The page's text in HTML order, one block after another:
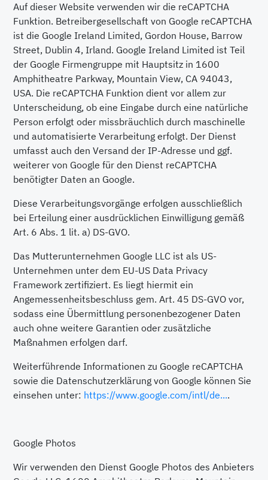
Auf dieser Website verwenden wir die reCAPTCHA
Funktion. Betreibergesellschaft von Google reCAPTCHA
ist die Google Ireland Limited, Gordon House, Barrow
Street, Dublin 4, Irland. Google Ireland Limited ist Teil
der Google Firmengruppe mit Hauptsitz in 1600
Amphitheatre Parkway, Mountain View, CA 94043,
USA. Die reCAPTCHA Funktion dient vor allem zur
Unterscheidung, ob eine Eingabe durch eine natürliche
Person erfolgt oder missbräuchlich durch maschinelle
und automatisierte Verarbeitung erfolgt. Der Dienst
umfasst auch den Versand der IP-Adresse und ggf.
weiterer von Google für den Dienst reCAPTCHA
benötigter Daten an Google.
Diese Verarbeitungsvorgänge erfolgen ausschließlich
bei Erteilung einer ausdrücklichen Einwilligung gemäß
Art. 6 Abs. 1 lit. a) DS-GVO.
Das Mutterunternehmen Google LLC ist als US-
Unternehmen unter dem EU-US Data Privacy
Framework zertifiziert. Es liegt hiermit ein
Angemessenheitsbeschluss gem. Art. 45 DS-GVO vor,
sodass eine Übermittlung personenbezogener Daten
auch ohne weitere Garantien oder zusätzliche
Maßnahmen erfolgen darf.
Weiterführende Informationen zu Google reCAPTCHA
sowie die Datenschutzerklärung von Google können Sie
einsehen unter: https://www.google.com/intl/de....
Google Photos
Wir verwenden den Dienst Google Photos des Anbieters